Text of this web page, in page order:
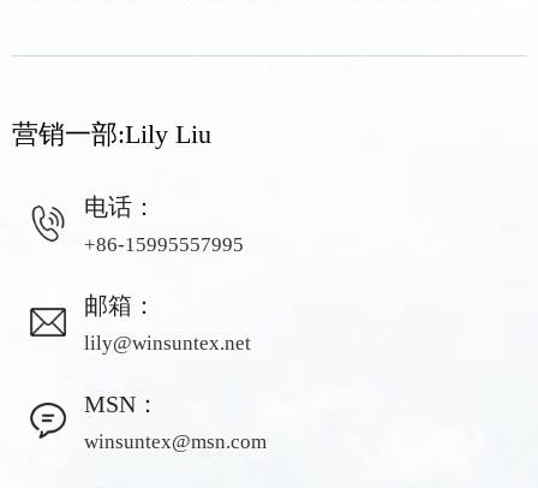
营销一部:Lily Liu
电话：
+86-15995557995
邮箱：
lily@winsuntex.net
MSN：
winsuntex@msn.com